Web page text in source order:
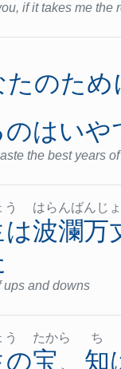
if it takes me the
のため
のはいや
the best years
う
は
はらんばんじ
波瀾万
ups and downs
う
の
たから
宝、
ち
知